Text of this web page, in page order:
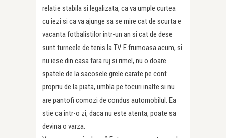
relatie stabila si legalizata, ca va umple curtea
cu iezi si ca va ajunge sa se mire cat de scurta e
vacanta fotbalistilor intr-un an si cat de dese
sunt turneele de tenis la TV. E frumoasa acum, si
nu iese din casa fara ruj si rimel, nu o doare
spatele de la sacosele grele carate pe cont
propriu de la piata, umbla pe tocuri inalte si nu
are pantofi comozi de condus automobilul. Ea
stie ca intr-o zi, daca nu este atenta, poate sa
devina o varza.